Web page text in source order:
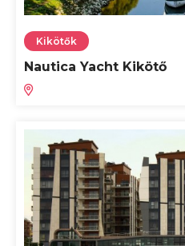
Kikötők
Nautica Yacht Kikötő